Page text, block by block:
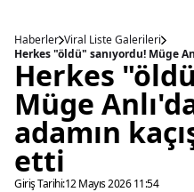
Haberler Viral Liste Galerileri
Herkes
Müge
adamın
etti
Giriş Tarihi:12 Mayıs 2026 11:54